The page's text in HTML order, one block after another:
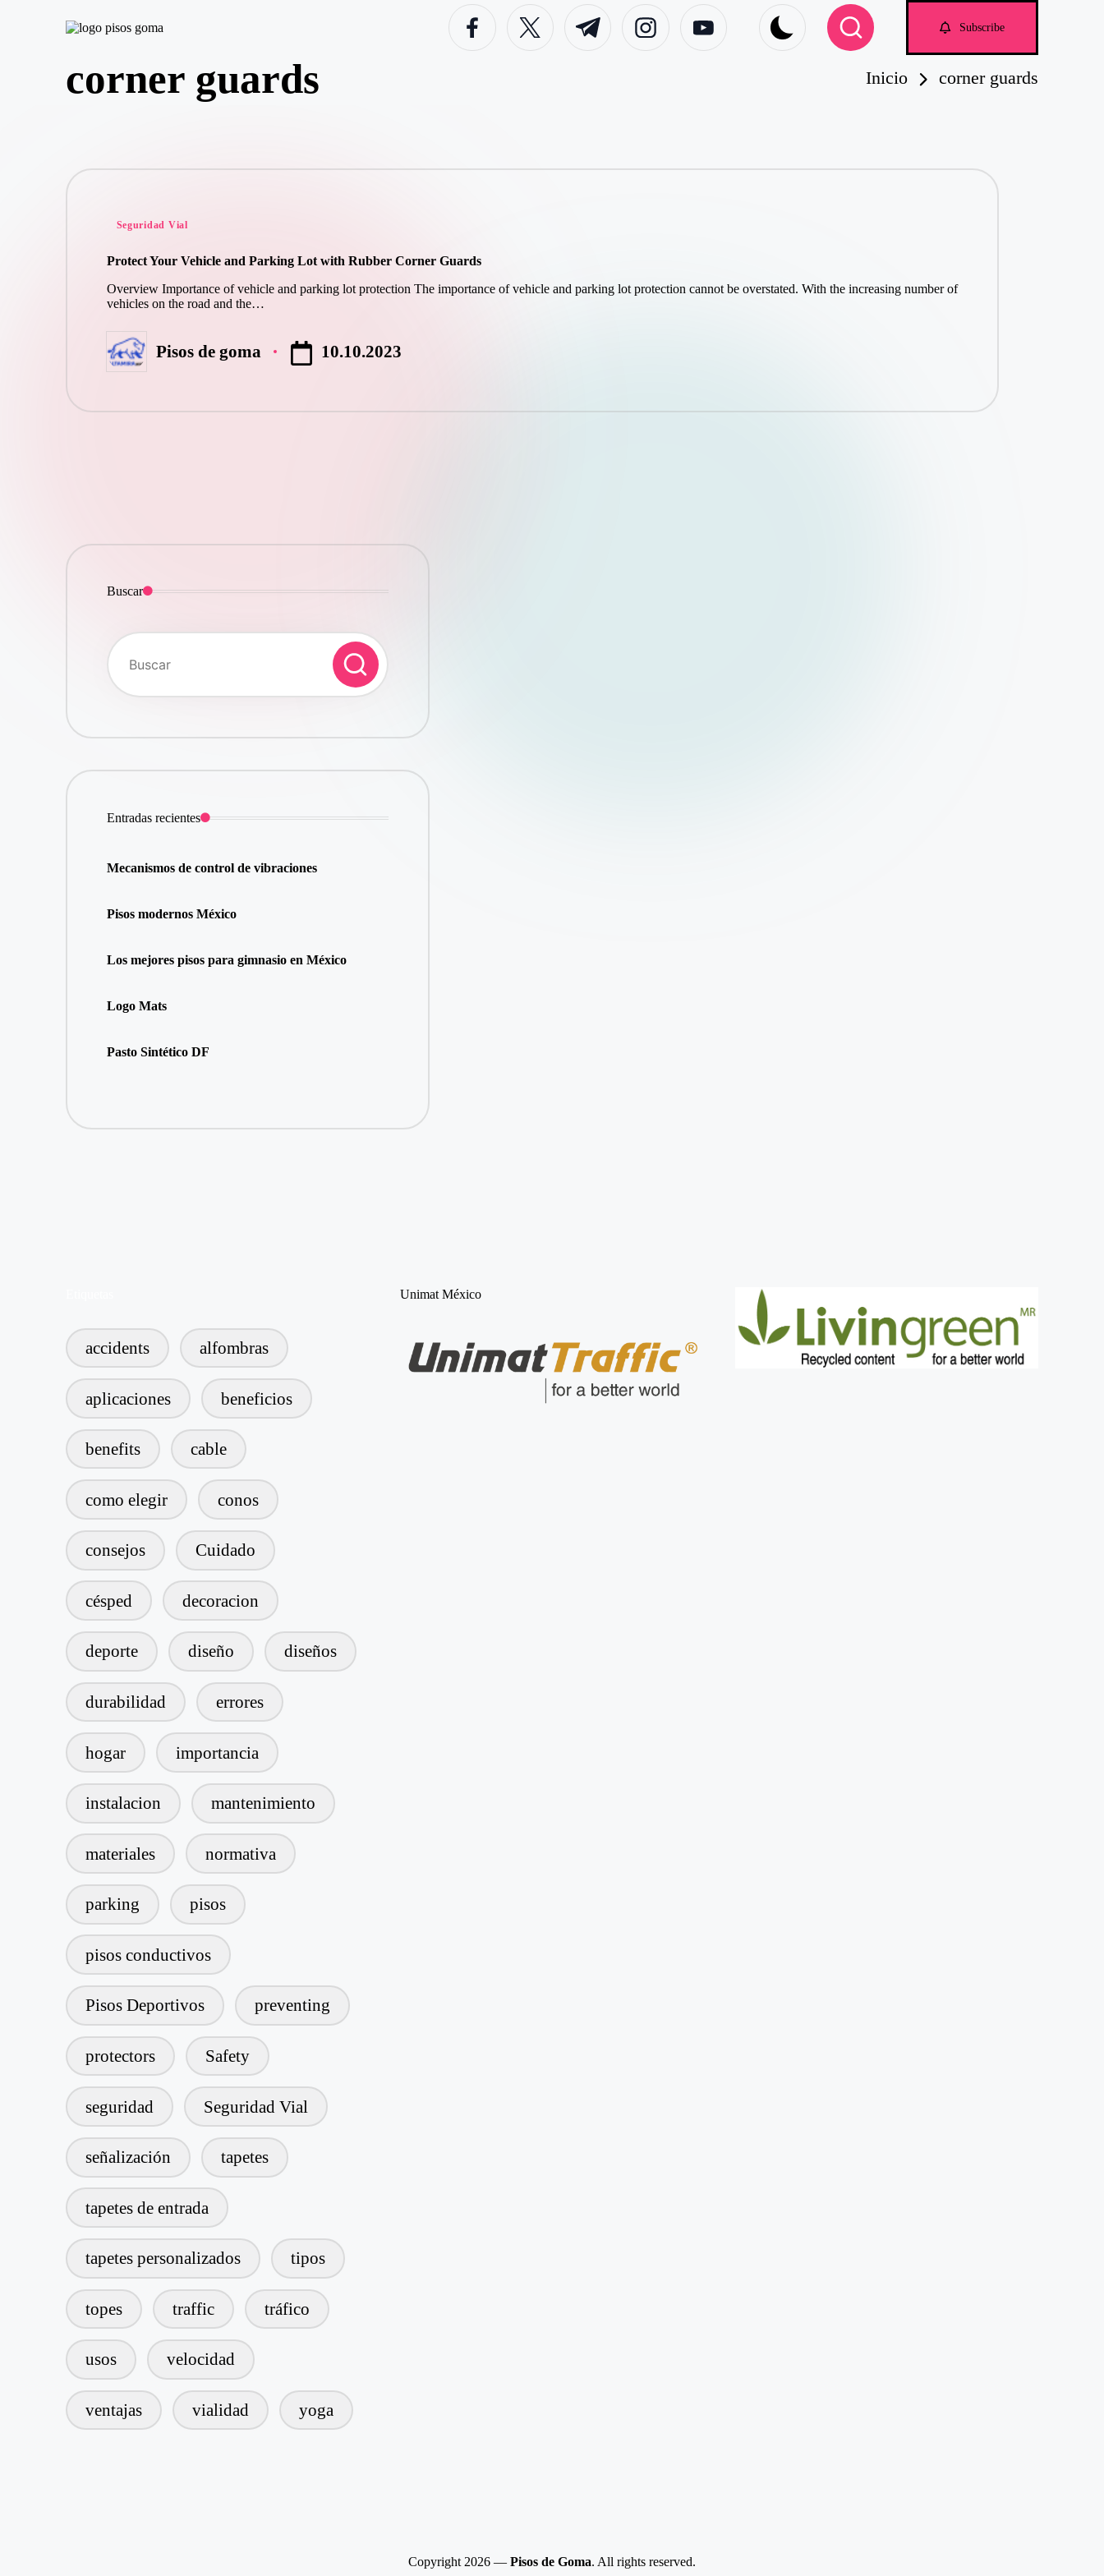
o
s
m
a
facebook.comtwitter.com instagram.comyoutube.com
Subscribe
corner guards Inicio corner guards
Publicado
Seguridad Vial
Protect Your Vehicle and Parking Lot with Rubber Corner Guards
Overview Importance of vehicle and parking lot protection The importance of vehicle and parking lot protection cannot be overstated. With the increasing number of
vehicles on the road and the…
PublicadoPisos de goma 10.10.2023
Buscar
Entradas recientes
Mecanismos de control de vibraciones
Pisos modernos México
Los mejores pisos para gimnasio en México
Logo Mats
Pasto Sintético DF
accidents alfombras
aplicaciones beneficios
benefits cable
como elegir conos
consejos Cuidado
césped decoracion
deporte diseño diseños
durabilidad errores
hogar importancia
instalacion mantenimiento
materiales normativa
parking pisos
pisos conductivos
Pisos Deportivos preventing
protectors Safety
seguridad Seguridad Vial
señalización tapetes
tapetes de entrada
tapetes personalizados tipos
topes traffic tráfico
usos velocidad
ventajas vialidad yoga
Unimat México
Copyright 2026 — Pisos de Goma. All rights reserved.